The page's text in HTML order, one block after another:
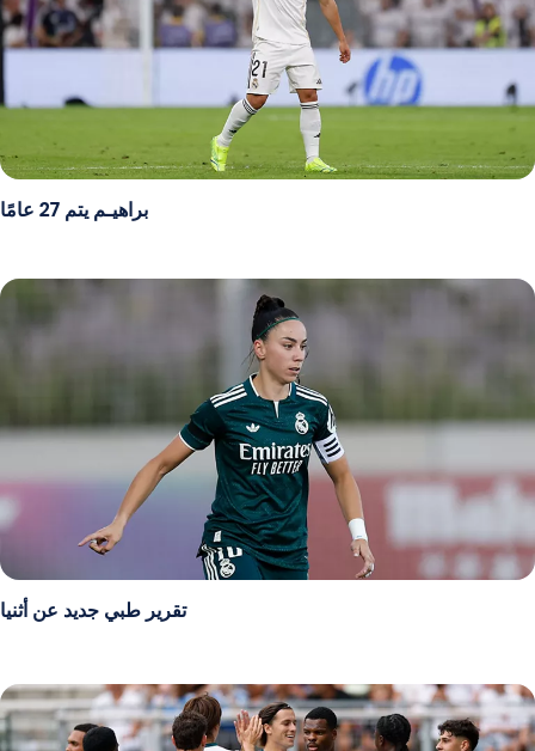
براهيـم يتم 27 عامًا
تقرير طبي جديد عن أثنيا